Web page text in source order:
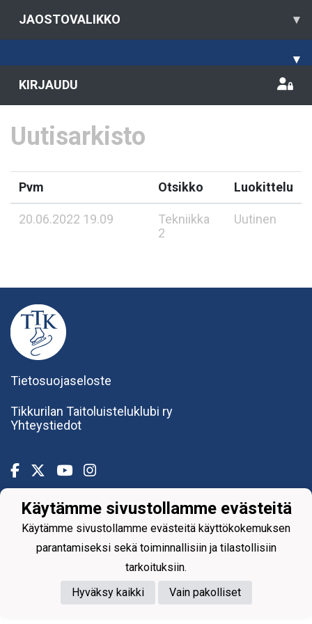
JAOSTOVALIKKO ▾
▾
KIRJAUDU
Uutisarkisto
Pvm Otsikko Luokittelu
20.06.2022 19.09
Tekniikka
2
Uutinen
Tietosuojaseloste
Tikkurilan Taitoluisteluklubi ry
Yhteystiedot
Powered by
Käytämme sivustollamme evästeitä
Käytämme sivustollamme evästeitä käyttökokemuksen
parantamiseksi sekä toiminnallisiin ja tilastollisiin
tarkoituksiin.
Hyväksy kaikki
Vain pakolliset